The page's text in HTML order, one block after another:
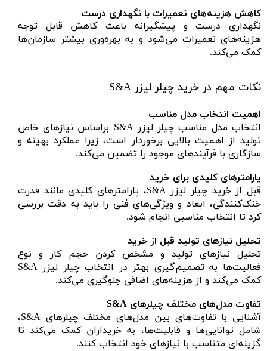
کاهش هزینه‌های تعمیرات با نگهداری درست
نگهداری درست و پیشگیرانه باعث کاهش قابل توجه
هزینه‌های تعمیرات می‌شود و به بهره‌وری بیشتر سازمان‌ها
کمک می‌کند.
نکات مهم در خرید چیلر لیزر S&A
اهمیت انتخاب مدل مناسب
انتخاب مدل مناسب چیلر لیزر S&A براساس نیازهای خاص
تولید از اهمیت بالایی برخوردار است، زیرا عملکرد بهینه و
سازگاری با فرآیندهای موجود را تضمین می‌کند.
پارامترهای کلیدی برای خرید
قبل از خرید چیلر لیزر S&A، پارامترهای کلیدی مانند قدرت
خنک‌کنندگی، ابعاد و ویژگی‌های فنی را باید به دقت بررسی
کرد تا انتخاب مناسبی انجام شود.
تحلیل نیازهای تولید قبل از خرید
تحلیل نیازهای تولید و مشخص کردن حجم کار و نوع
فعالیت‌ها به تصمیم‌گیری بهتر در انتخاب چیلر لیزر S&A
کمک می‌کند و از هزینه‌های اضافی جلوگیری می‌کند.
تفاوت مدل‌های مختلف چیلرهای S&A
آشنایی با تفاوت‌های بین مدل‌های مختلف چیلرهای S&A،
شامل توانایی‌ها و قابلیت‌ها، به خریداران کمک می‌کند تا
گزینه‌ای متناسب با نیازهای خود انتخاب کنند.